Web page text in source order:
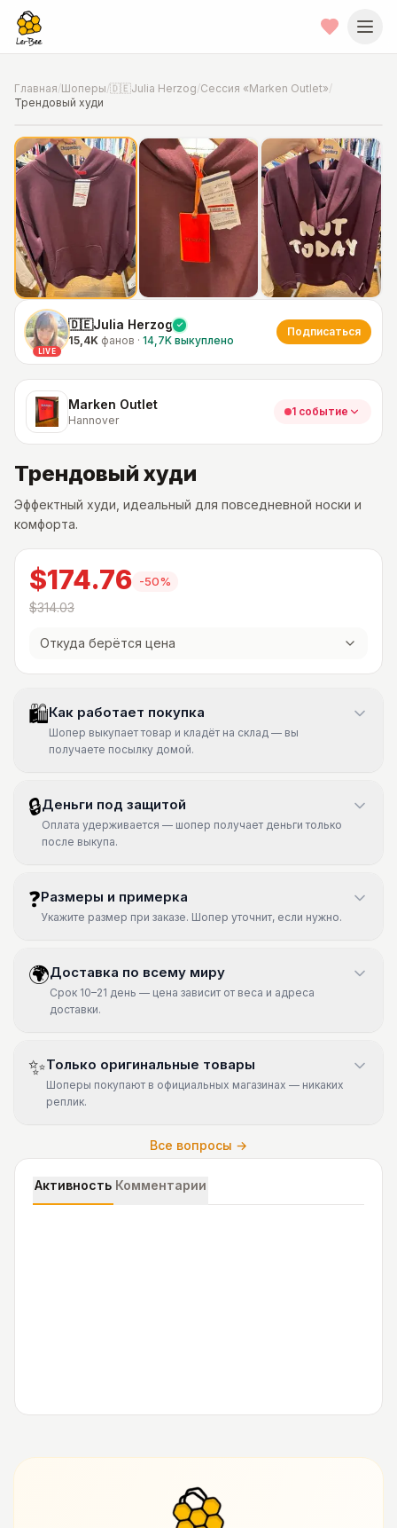
Главная/Шоперы/🇩🇪Julia Herzog/Сессия «Marken Outlet»/
Трендовый худи
📍Фото от шопера·Hannover
LIVE
🇩🇪Julia Herzog
15,4K фанов · 14,7K выкуплено
Подписаться
Marken Outlet
Hannover
1 событие
Трендовый худи
Эффектный худи, идеальный для повседневной носки и
комфорта.
$174.76 -50%
$314.03
Откуда берётся цена
🛍Как работает покупка
Шопер выкупает товар и кладёт на склад — вы
получаете посылку домой.
🔒Деньги под защитой
Оплата удерживается — шопер получает деньги только
после выкупа.
❓Размеры и примерка
Укажите размер при заказе. Шопер уточнит, если нужно.
🌍Доставка по всему миру
Срок 10–21 день — цена зависит от веса и адреса
доставки.
✨Только оригинальные товары
Шоперы покупают в официальных магазинах — никаких
реплик.
Все вопросы →
Активность Комментарии